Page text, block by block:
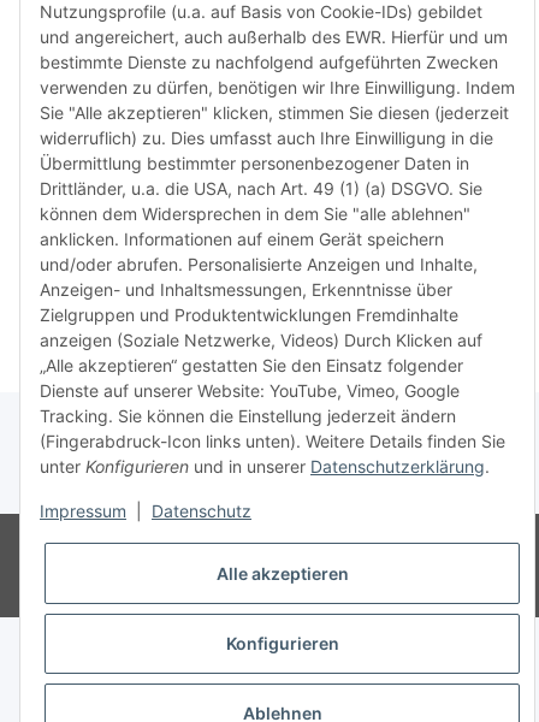
Weiter
in
haben
* Alle Preise inkl. gesetzlicher USt., zzgl.
© Ingo Schacht Besucherzähler: 8736998 Ladenpreise können von
Shoppreisen abweichen:
Powered byJTL-Shop
Nutzungsprofile (u.a. auf Basis von Cookie-IDs) gebildet
und angereichert, auch außerhalb des EWR. Hierfür und um
bestimmte Dienste zu nachfolgend aufgeführten Zwecken
verwenden zu dürfen, benötigen wir Ihre Einwilligung. Indem
Sie "Alle akzeptieren" klicken, stimmen Sie diesen (jederzeit
widerruflich) zu. Dies umfasst auch Ihre Einwilligung in die
Übermittlung bestimmter personenbezogener Daten in
Drittländer, u.a. die USA, nach Art. 49 (1) (a) DSGVO. Sie
können dem Widersprechen in dem Sie "alle ablehnen"
anklicken. Informationen auf einem Gerät speichern
und/oder abrufen. Personalisierte Anzeigen und Inhalte,
Anzeigen- und Inhaltsmessungen, Erkenntnisse über
Zielgruppen und Produktentwicklungen Fremdinhalte
anzeigen (Soziale Netzwerke, Videos) Durch Klicken auf
„Alle akzeptieren“ gestatten Sie den Einsatz folgender
Dienste auf unserer Website: YouTube, Vimeo, Google
Tracking. Sie können die Einstellung jederzeit ändern
(Fingerabdruck-Icon links unten). Weitere Details finden Sie
unter Konfigurieren und in unserer Datenschutzerklärung.
Impressum Datenschutz
Alle akzeptieren
Konfigurieren
Ablehnen